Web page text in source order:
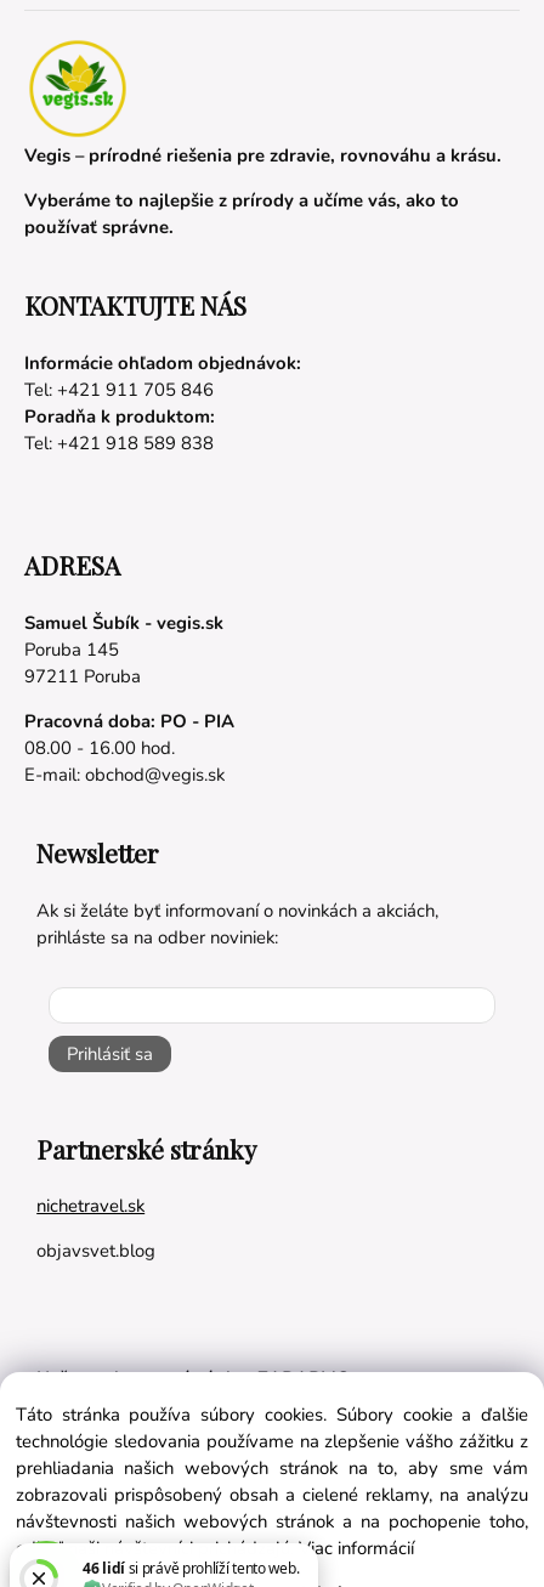
Vegis – prírodné riešenia pre zdravie, rovnováhu a krásu.
Vyberáme to najlepšie z prírody a učíme vás, ako to
používať správne.
KONTAKTUJTE NÁS
Informácie ohľadom objednávok:
Tel: +421 911 705 846
Poradňa k produktom:
Tel: +421 918 589 838
ADRESA
Samuel Šubík - vegis.sk
Poruba 145
97211 Poruba
Pracovná doba: PO - PIA
08.00 - 16.00 hod.
E-mail: obchod@vegis.sk
Newsletter
Ak si želáte byť informovaní o novinkách a akciách,
prihláste sa na odber noviniek:
Prihlásiť sa
Partnerské stránky
nichetravel.sk
objavsvet.blog
Naše appky pre vás úplne ZADARMO:
Tréningový plán na mieru
BMI kalkulačka
Vygeneruj si výživový plán na mieru
Táto stránka používa súbory cookies. Súbory cookie a ďalšie
technológie sledovania používame na zlepšenie vášho zážitku z
prehliadania našich webových stránok na to, aby sme vám
zobrazovali prispôsobený obsah a cielené reklamy, na analýzu
návštevnosti našich webových stránok a na pochopenie toho,
odkiaľ naši návštevníci prichádzajú. Viac informácií